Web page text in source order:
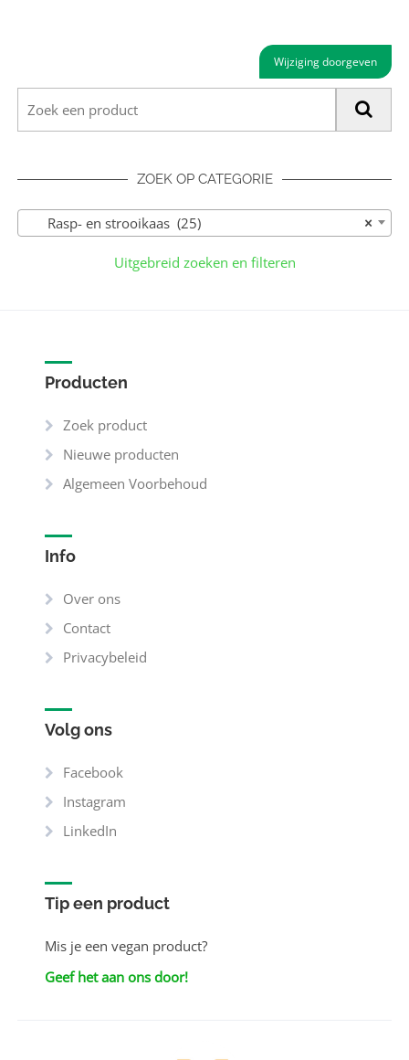
Wijziging doorgeven
ZOEK OP CATEGORIE
×
Rasp- en strooikaas (25)
Uitgebreid zoeken en filteren
Producten
Zoek product
Nieuwe producten
Algemeen Voorbehoud
Info
Over ons
Contact
Privacybeleid
Volg ons
Facebook
Instagram
LinkedIn
Tip een product
Mis je een vegan product?
Geef het aan ons door!